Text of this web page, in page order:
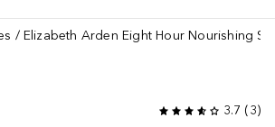
Elizabeth Arden Eight Hour Nourishing
3.7 (3)